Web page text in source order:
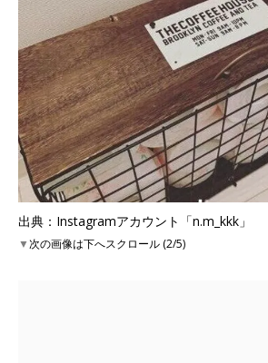
出典：Instagramアカウント「n.m_kkk」
▼次の画像は下へスクロール (2/5)